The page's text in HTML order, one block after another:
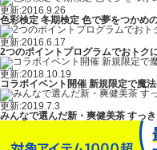
更新:2016.9.26
色彩検定 冬期検定 色で夢をつかめ
更新:2016.6.17
2つのポイントプログラムでおトク
更新:2018.10.19
コラボイベント開催 新規限定で魔
更新:2019.7.3
みんなで選んだ新・爽健美茶 すっ